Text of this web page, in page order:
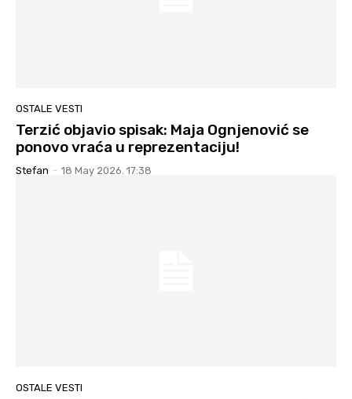
OSTALE VESTI
Terzić objavio spisak: Maja Ognjenović se
ponovo vraća u reprezentaciju!
Stefan - 18 May 2026. 17:38
OSTALE VESTI